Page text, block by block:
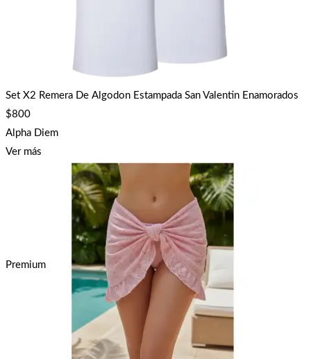
Set X2 Remera De Algodon Estampada San Valentin Enamorados
$800
Alpha Diem
Ver más
Premium